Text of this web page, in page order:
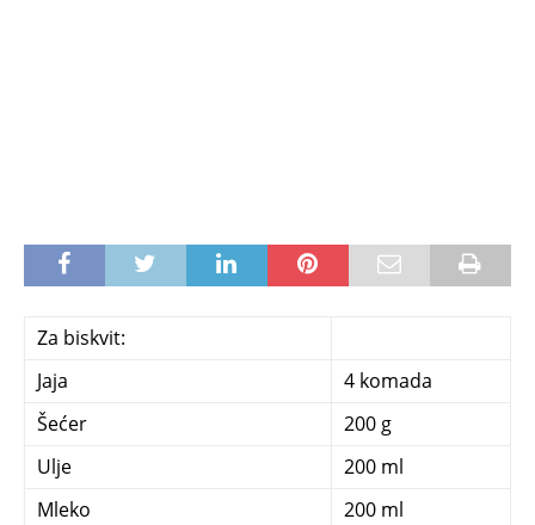
Za biskvit:
Jaja
4 komada
Šećer
200 g
Ulje
200 ml
Mleko
200 ml